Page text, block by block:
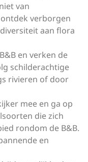
van
verborgen
aan flora
en verken de
schilderachtige
rivieren of door
mee en ga op
die zich
rondom de B&B.
en